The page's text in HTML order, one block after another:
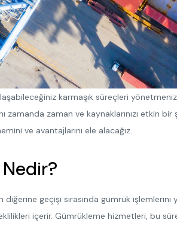
karmaşık süreçleri
zamanda zaman ve kaynaklarınızı etkin
ve avantajlarını ele alacağız.
geçişi sırasında gümrük
içerir. Gümrükleme hizmetleri, bu